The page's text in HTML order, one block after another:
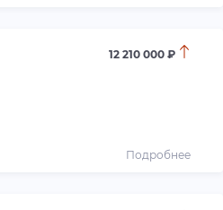
12 210 000 ₽
Подробнее